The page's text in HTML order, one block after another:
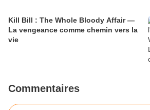
Kill Bill : The Whole Bloody Affair —
La vengeance comme chemin vers la
vie
Commentaires